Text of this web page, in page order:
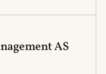
AS